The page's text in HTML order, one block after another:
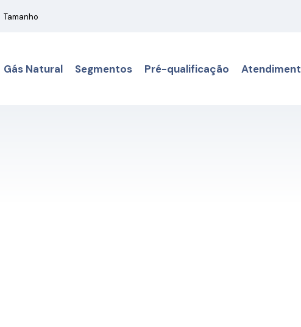
Tamanho
Gás Natural Segmentos Pré-qualificação